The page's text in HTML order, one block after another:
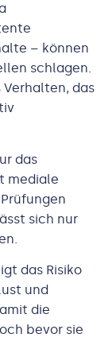
– können
schlagen.
das
das
mediale
sich nur
das Risiko
und
die
bevor sie